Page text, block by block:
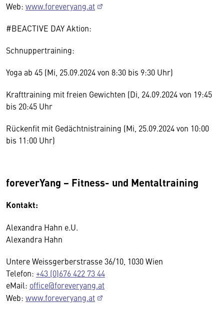
Web: www.foreveryang.at
#BEACTIVE DAY Aktion:
Schnuppertraining:
Yoga ab 45 (Mi, 25.09.2024 von 8:30 bis 9:30 Uhr)
Krafttraining mit freien Gewichten (Di, 24.09.2024 von 19:45
bis 20:45 Uhr
Rückenfit mit Gedächtnistraining (Mi, 25.09.2024 von 10:00
bis 11:00 Uhr)
foreverYang − Fitness- und Mentaltraining
Kontakt:
Alexandra Hahn e.U.
Alexandra Hahn
Untere Weissgerberstrasse 36/10, 1030 Wien
Telefon: +43 (0)676 422 73 44
eMail: office@foreveryang.at
Web: www.foreveryang.at